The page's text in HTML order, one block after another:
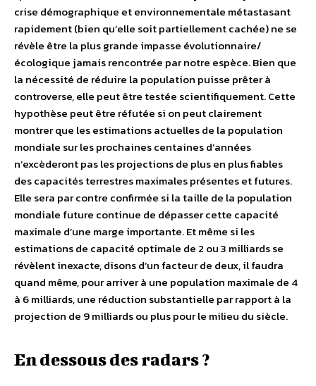
crise démographique et environnementale métastasant
rapidement (bien qu’elle soit partiellement cachée) ne se
révèle être la plus grande impasse évolutionnaire/
écologique jamais rencontrée par notre espèce. Bien que
la nécessité de réduire la population puisse prêter à
controverse, elle peut être testée scientifiquement. Cette
hypothèse peut être réfutée si on peut clairement
montrer que les estimations actuelles de la population
mondiale sur les prochaines centaines d’années
n’excèderont pas les projections de plus en plus fiables
des capacités terrestres maximales présentes et futures.
Elle sera par contre confirmée si la taille de la population
mondiale future continue de dépasser cette capacité
maximale d’une marge importante. Et même si les
estimations de capacité optimale de 2 ou 3 milliards se
révèlent inexacte, disons d’un facteur de deux, il faudra
quand même, pour arriver à une population maximale de 4
à 6 milliards, une réduction substantielle par rapport à la
projection de 9 milliards ou plus pour le milieu du siècle.
En dessous des radars ?